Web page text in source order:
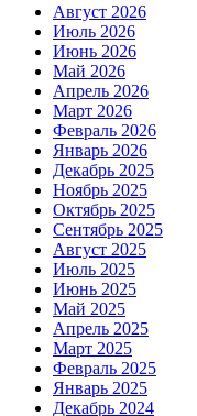
Август 2026
Июль 2026
Июнь 2026
Май 2026
Апрель 2026
Март 2026
Февраль 2026
Январь 2026
Декабрь 2025
Ноябрь 2025
Октябрь 2025
Сентябрь 2025
Август 2025
Июль 2025
Июнь 2025
Май 2025
Апрель 2025
Март 2025
Февраль 2025
Январь 2025
Декабрь 2024